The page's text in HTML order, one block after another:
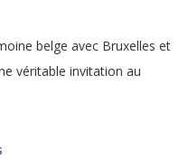
belge avec Bruxelles et
véritable invitation au